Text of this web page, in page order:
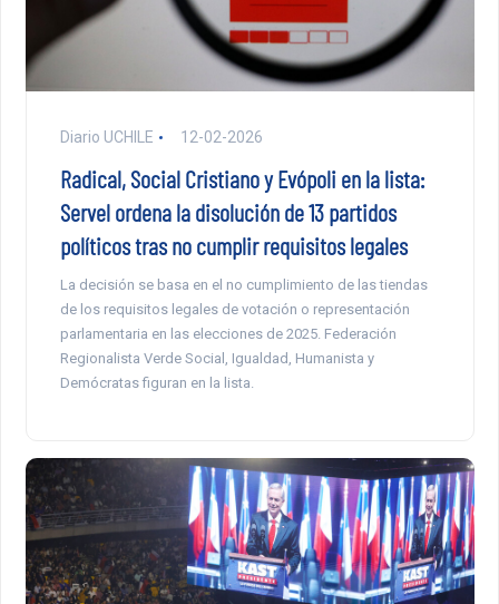
Diario UCHILE 12-02-2026
Radical, Social Cristiano y Evópoli en la lista:
Servel ordena la disolución de 13 partidos
políticos tras no cumplir requisitos legales
La decisión se basa en el no cumplimiento de las tiendas
de los requisitos legales de votación o representación
parlamentaria en las elecciones de 2025. Federación
Regionalista Verde Social, Igualdad, Humanista y
Demócratas figuran en la lista.